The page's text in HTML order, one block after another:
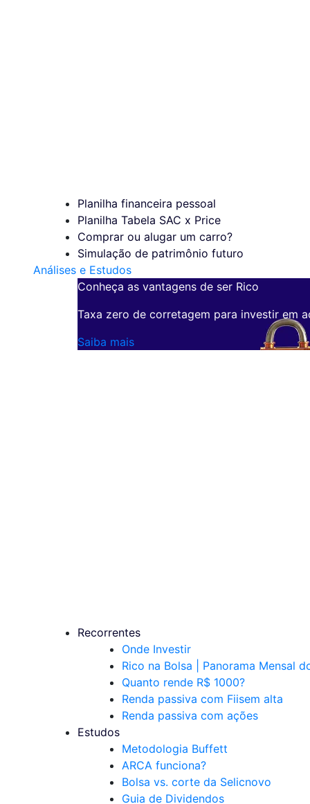
Planilha financeira pessoal
Planilha Tabela SAC x Price
Comprar ou alugar um carro?
Simulação de patrimônio futuro
Análises e Estudos
Conheça as vantagens de ser Rico
Taxa zero de corretagem para investir em
Saiba mais
Recorrentes
Onde Investir
Rico na Bolsa | Panorama Mensal
Quanto rende R$ 1000?
Renda passiva com Fiisem alta
Renda passiva com ações
Estudos
Metodologia Buffett
ARCA funciona?
Bolsa vs. corte da Selicnovo
Guia de Dividendos